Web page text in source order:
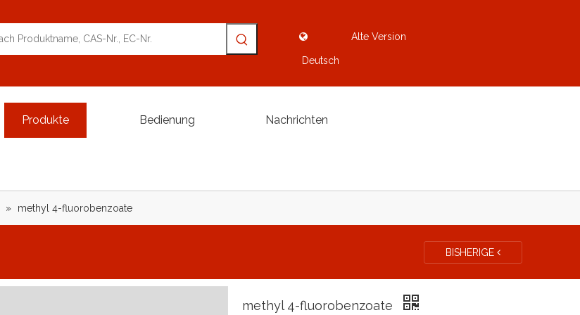
Deutsch
Alte Version
Produkte Bedienung Nachrichten
» methyl 4-fluorobenzoate
BISHERIGE
methyl 4-fluorobenzoate